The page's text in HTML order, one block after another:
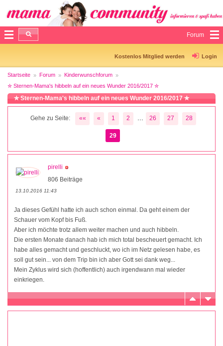
Forum
Kostenlos Mitglied werden Login
Startseite Forum
Kinderwunschforum
✮ Sternen-Mama's hibbeln auf ein neues Wunder 2016/2017 ✮
✮ Sternen-Mama's hibbeln auf ein neues Wunder 2016/2017 ✮
Gehe zu Seite: «« « 1 2 26 27 28
29
pirelli
806 Beiträge
13.10.2016 11:43
Ja dieses Gefühl hatte ich auch schon einmal. Da geht einem der
Schauer vom Kopf bis Fuß.
Aber ich möchte trotz allem weiter machen und auch hibbeln.
Die ersten Monate danach hab ich mich total bescheuert gemacht. Ich
habe alles gemacht und geschluckt, wo ich im Netz gelesen habe, es
soll gut sein... von dem Trip bin ich aber Gott sei dank weg...
Mein Zyklus wird sich (hoffentlich) auch irgendwann mal wieder
einkriegen.